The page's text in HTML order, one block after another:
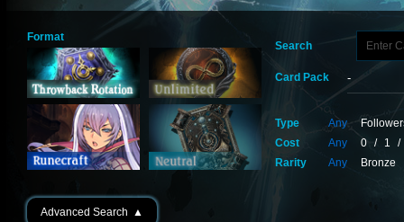
Format
Search
Card Pack
Type Any
Cost
Any 0 / 1
/
Rarity
Any Bronze
Advanced Search ▲